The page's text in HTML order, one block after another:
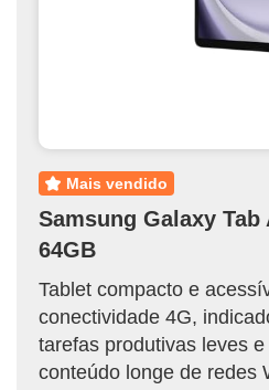
mais vendido
Samsung Galaxy Tab
64GB
Tablet compacto e
conectividade 4G,
tarefas produtivas leves
conteúdo longe de redes